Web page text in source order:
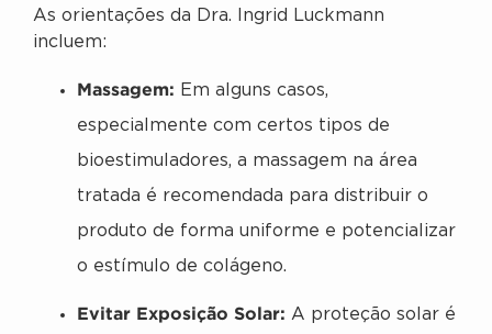
As orientações da Dra. Ingrid Luckmann
incluem:
Massagem: Em alguns casos,
especialmente com certos tipos de
bioestimuladores, a massagem na área
tratada é recomendada para distribuir o
produto de forma uniforme e potencializar
o estímulo de colágeno.
Evitar Exposição Solar: A proteção solar é